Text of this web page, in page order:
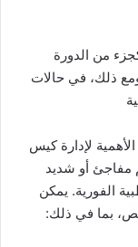
من الدورة
ذلك، في حالات
لإدارة كيس
مفاجئ أو شديد
الفورية. يمكن
بما في ذلك: